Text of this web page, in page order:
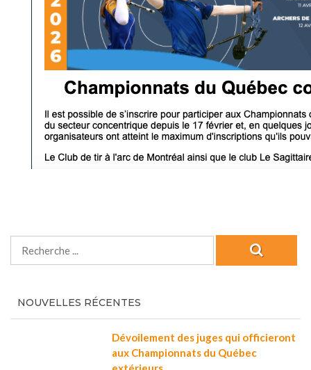
NOUVELLES RÉCENTES
Dévoilement des juges qui officieront
aux Championnats du Québec